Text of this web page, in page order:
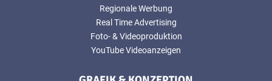
Regionale Werbung
Real Time Advertising
Foto- & Videoproduktion
YouTube Videoanzeigen